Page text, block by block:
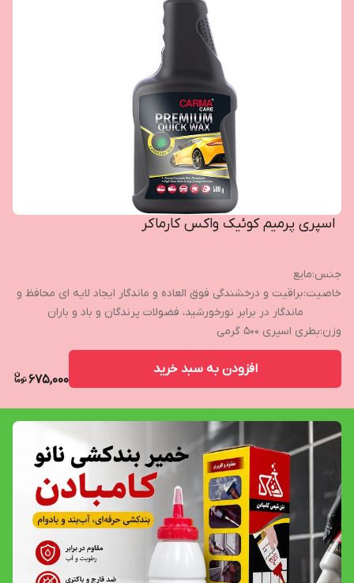
اسپری پرمیم کوئیک واکس کارماکر
جنس:مایع
خاصیت:براقیت و درخشندگی فوق العاده و ماندگار ایجاد لایه ای محافظ و
ماندگار در برابر نورخورشید، فضولات پرندگان و باد و باران
وزن:بطری اسپری ۵۰۰ گرمی
675,000
افزودن به سبد خرید